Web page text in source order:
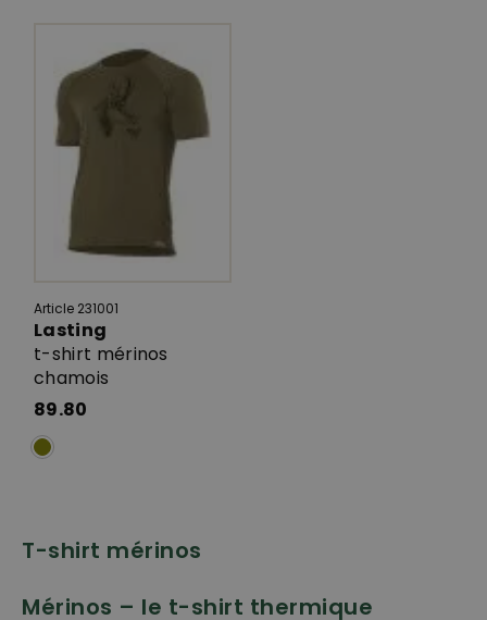
Article 231001
Lasting
t-shirt mérinos
chamois
89.80
T-shirt mérinos
Mérinos – le t-shirt thermique